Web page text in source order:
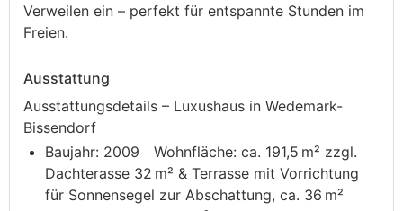
Verweilen ein – perfekt für entspannte Stunden im
Freien.
Ausstattung
Ausstattungsdetails – Luxushaus in Wedemark-
Bissendorf
Baujahr: 2009 Wohnfläche: ca. 191,5 m² zzgl.
Dachterasse 32 m² & Terrasse mit Vorrichtung
für Sonnensegel zur Abschattung, ca. 36 m²